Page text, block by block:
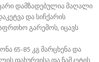
დამზადებულია მაღალი
და სიჩქარის
გარემოს, იცავს
65-85 კგ მარცხენა და